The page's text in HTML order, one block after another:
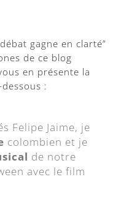
gagne en clarté”
de ce blog
en présente la
:
Felipe Jaime, je
colombien et je
de notre
avec le film